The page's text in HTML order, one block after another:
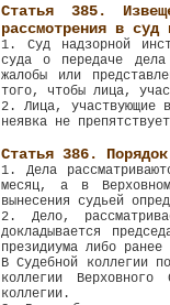
Статья 385.
рассмотрения в суд
1. Суд надзорной
суда о передаче
жалобы или
того, чтобы лица,
2. Лица, участвующие
неявка не
Статья 386.
1. Дела
месяц, а в
вынесения судьей
2. Дело,
докладывается
президиума либо
В Судебной коллегии
коллегии
коллегии.